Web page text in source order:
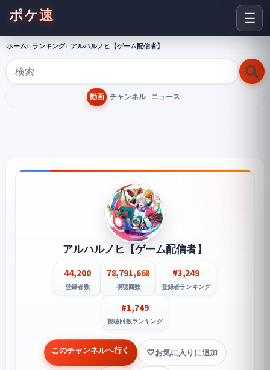
☰
ポケ速
ホーム ランキング アルハルノヒ【ゲーム配信者】
動画 チャンネル ニュース
アルハルノヒ【ゲーム配信者】
44,200
登録者数
78,791,668
視聴回数
#3,249
登録者ランキング
#1,749
視聴回数ランキング
このチャンネルへ行く お気に入りに追加